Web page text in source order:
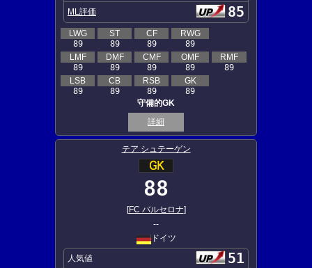
ML評価 85
LWG
89
ST
89
CF
89
RWG
89
LMF
89
DMF
89
CMF
89
OMF
89
RMF
89
LSB
89
CB
89
RSB
89
GK
89
守備的GK
詳細
テア シュテーゲン
88
[FC バルセロナ]
--
ドイツ
人気値 51